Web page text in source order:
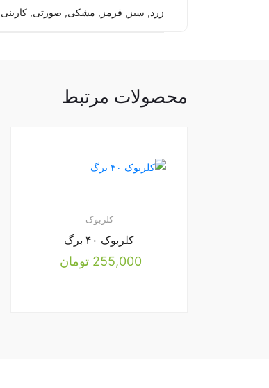
زرد, سبز, قرمز, مشکی, صورتی,
محصولات مرتبط
کلربوک
کلربوک ۴۰ برگ
255,000 تومان